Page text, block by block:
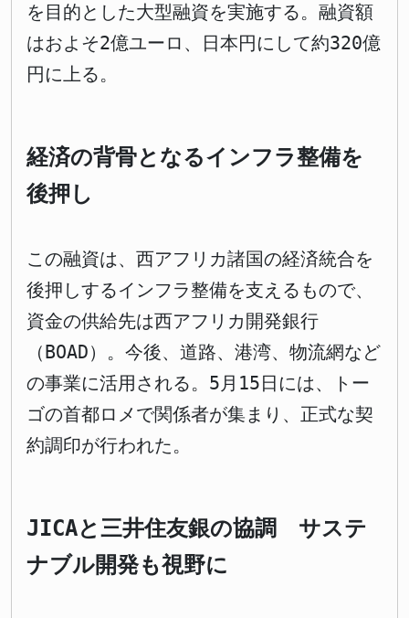
を目的とした大型融資を実施する。融資額
はおよそ2億ユーロ、日本円にして約320億
円に上る。
経済の背骨となるインフラ整備を
後押し
この融資は、西アフリカ諸国の経済統合を
後押しするインフラ整備を支えるもので、
資金の供給先は西アフリカ開発銀行
（BOAD）。今後、道路、港湾、物流網など
の事業に活用される。5月15日には、トー
ゴの首都ロメで関係者が集まり、正式な契
約調印が行われた。
JICAと三井住友銀の協調 サステ
ナブル開発も視野に